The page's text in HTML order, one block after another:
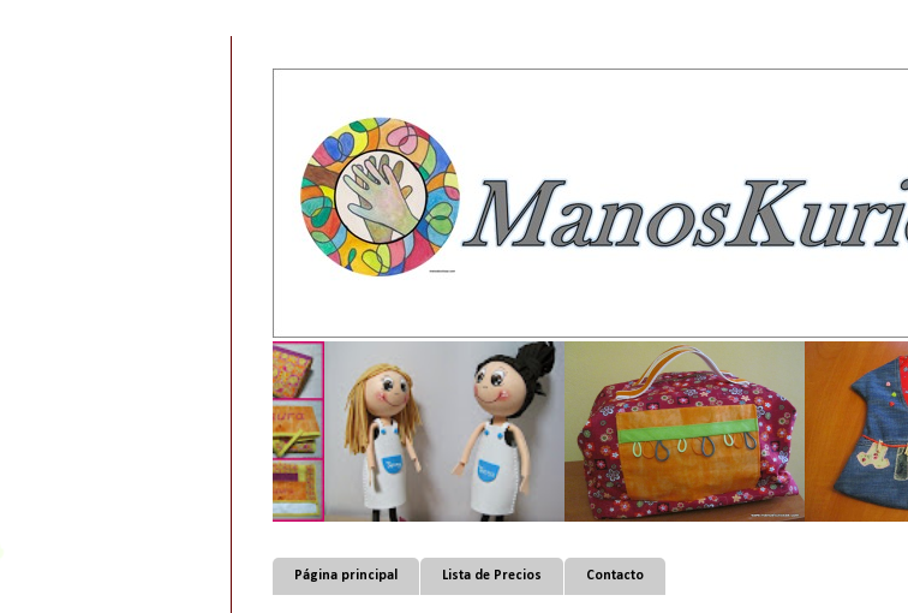
Página principal Lista de Precios Contacto